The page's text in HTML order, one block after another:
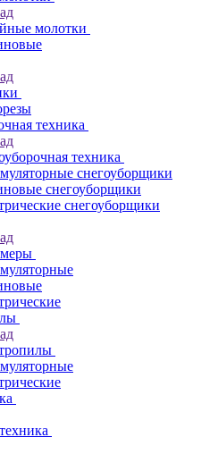
молотки
техника
техника
снегоуборщики
снегоуборщики
снегоуборщики